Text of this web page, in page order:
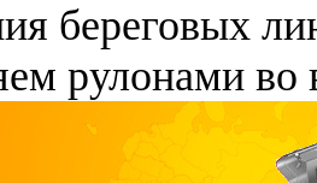
береговых
рулонами